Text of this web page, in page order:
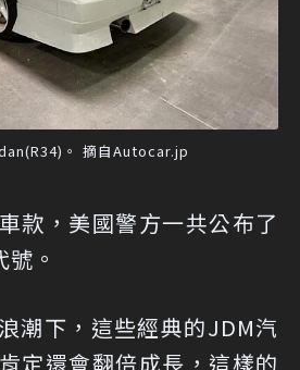
。 摘自Autocar.jp
款，美國警方一共公布了
。
潮下，這些經典的JDM汽
定還會翻倍成長，這樣的